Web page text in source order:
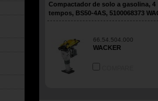
Compactador de solo a gasolina, 4
tempos, BS50-4AS, 5100068373
66.54.504.000
WACKER